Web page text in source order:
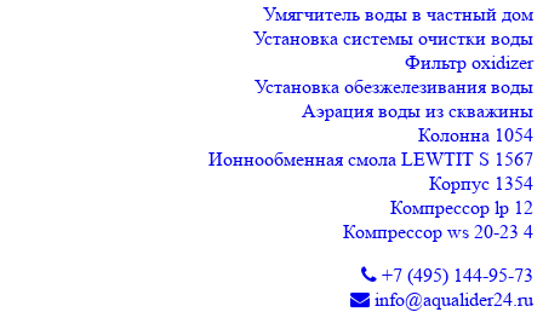
Умягчитель воды в частный дом
Установка системы очистки воды
Фильтр oxidizer
Установка обезжелезивания воды
Аэрация воды из скважины
Колонна 1054
Ионнообменная смола LEWTIT S 1567
Корпус 1354
Компрессор lp 12
Компрессор ws 20-23 4
+7 (495) 144-95-73
info@aqualider24.ru